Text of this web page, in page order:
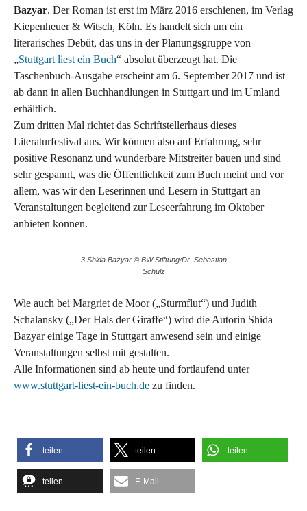
Bazyar. Der Roman ist erst im März 2016 erschienen, im Verlag
Kiepenheuer & Witsch, Köln. Es handelt sich um ein
literarisches Debüt, das uns in der Planungsgruppe von
„Stuttgart liest ein Buch“ absolut überzeugt hat. Die
Taschenbuch-Ausgabe erscheint am 6. September 2017 und ist
ab dann in allen Buchhandlungen in Stuttgart und im Umland
erhältlich.
Zum dritten Mal richtet das Schriftstellerhaus dieses
Literaturfestival aus. Wir können also auf Erfahrung, sehr
positive Resonanz und wunderbare Mitstreiter bauen und sind
sehr gespannt, was die Öffentlichkeit zum Buch meint und vor
allem, was wir den Leserinnen und Lesern in Stuttgart an
Veranstaltungen begleitend zur Leseerfahrung im Oktober
anbieten können.
3 Shida Bazyar © BW Stiftung/Dr. Sebastian
Schulz
Wie auch bei Margriet de Moor („Sturmflut“) und Judith
Schalansky („Der Hals der Giraffe“) wird die Autorin Shida
Bazyar einige Tage in Stuttgart anwesend sein und einige
Veranstaltungen selbst mit gestalten.
Alle Informationen sind ab heute und fortlaufend unter
www.stuttgart-liest-ein-buch.de zu finden.
teilen teilen teilen
teilen E-Mail